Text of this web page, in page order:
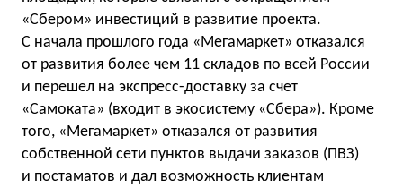
«Сбером» инвестиций в развитие проекта.
С начала прошлого года «Мегамаркет» отказался
от развития более чем 11 складов по всей России
и перешел на экспресс-доставку за счет
«Самоката» (входит в экосистему «Сбера»). Кроме
того, «Мегамаркет» отказался от развития
собственной сети пунктов выдачи заказов (ПВЗ)
и постаматов и дал возможность клиентам